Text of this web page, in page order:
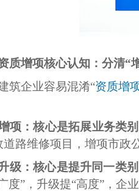
质增项核心认知：分清“
筑企业容易混淆“资质增
项：核心是拓展业务类别
道路维修项目，增项市政
级：核心是提升同一类
度”，升级提“高度”，企